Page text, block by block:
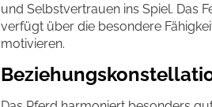
und Selbstvertrauen ins Spiel. Das
verfügt über die besondere
motivieren.